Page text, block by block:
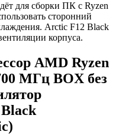
для сборки ПК с Ryzen
сторонний
Arctic F12 Black
корпуса.
AMD Ryzen
МГц BOX без